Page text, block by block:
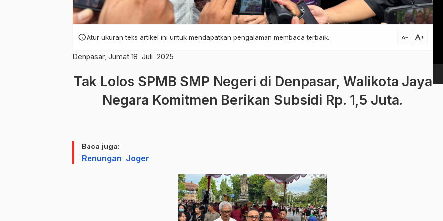
infoAtur ukuran teks artikel ini untuk mendapatkan pengalaman membaca terbaik. text_decrease text_increase
Denpasar, Jumat 18 Juli 2025
Tak Lolos SPMB SMP Negeri di Denpasar, Walikota Jaya
Negara Komitmen Berikan Subsidi Rp. 1,5 Juta.
Baca juga:
Renungan Joger